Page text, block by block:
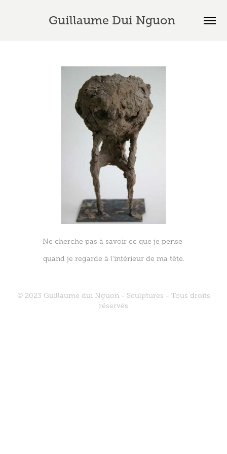
Guillaume Dui Nguon
Ne cherche pas à savoir ce que je pense
quand je regarde à l'intérieur de ma tête.
© 2023 Guillaume dui Nguon - Sculptures - Tous droits
réservés